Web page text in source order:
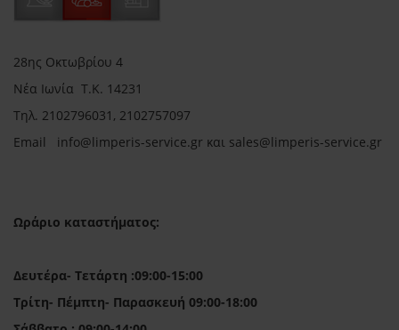
28ης Οκτωβρίου 4
Νέα Ιωνία Τ.Κ. 14231
Τηλ. 2102796031, 2102757097
Email info@limperis-service.gr και sales@limperis-service.gr
Ωράριο καταστήματος:
Δευτέρα- Τετάρτη :09:00-15:00
Τρίτη- Πέμπτη- Παρασκευή 09:00-18:00